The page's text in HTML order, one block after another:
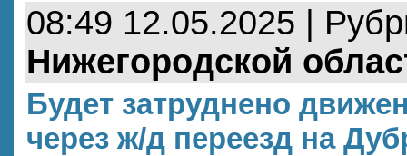
08:49 12.05.2025 |
Нижегородской
Будет затруднено
через ж/д переезд на